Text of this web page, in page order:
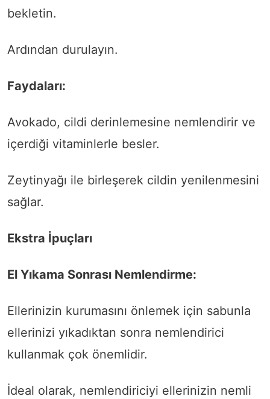
bekletin.
Ardından durulayın.
Faydaları:
Avokado, cildi derinlemesine nemlendirir ve
içerdiği vitaminlerle besler.
Zeytinyağı ile birleşerek cildin yenilenmesini
sağlar.
Ekstra İpuçları
El Yıkama Sonrası Nemlendirme:
Ellerinizin kurumasını önlemek için sabunla
ellerinizi yıkadıktan sonra nemlendirici
kullanmak çok önemlidir.
İdeal olarak, nemlendiriciyi ellerinizin nemli